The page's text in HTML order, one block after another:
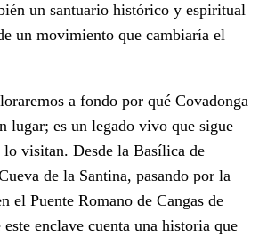
un santuario histórico y espiritual
un movimiento que cambiaría el
a fondo por qué Covadonga
lugar; es un legado vivo que sigue
lo visitan. Desde la Basílica de
de la Santina, pasando por la
el Puente Romano de Cangas de
enclave cuenta una historia que